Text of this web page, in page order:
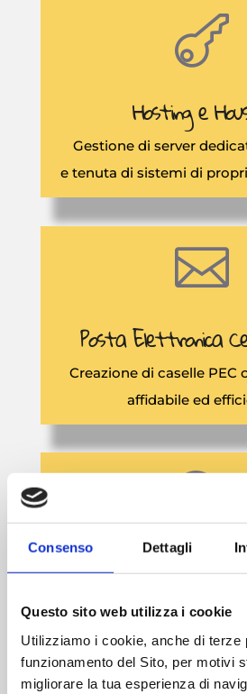
Consenso Dettagli
Questo sito web utilizza i cookie
Utilizziamo i cookie, anche di terze
funzionamento del Sito, per motivi
migliorare la tua esperienza di

Hosting e
Gestione di server
e tenuta di sistemi di

Posta Elettronica
Creazione di caselle PEC
affidabile ed
E-Mail